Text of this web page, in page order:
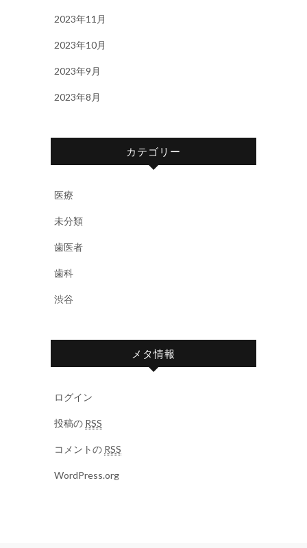
2023年11月
2023年10月
2023年9月
2023年8月
カテゴリー
医療
未分類
歯医者
歯科
渋谷
メタ情報
ログイン
投稿の RSS
コメントの RSS
WordPress.org